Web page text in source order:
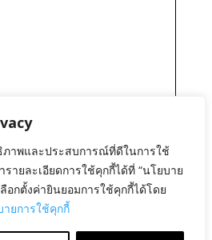
ภาพและประสบการณ์ที่ดีในการใช้
ายละเอียดการใช้คุกกี้ได้ที่ “นโยบาย
อกตั้งค่ายินยอมการใช้คุกกี้ได้โดย
ยการใช้คุกกี้